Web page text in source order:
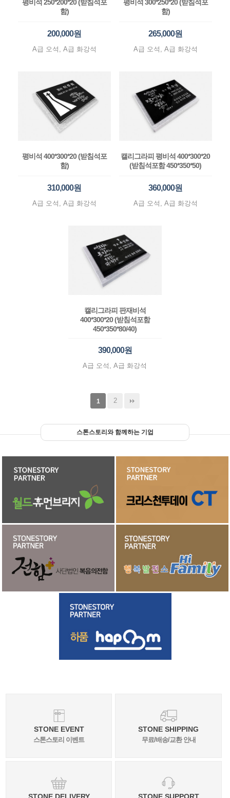
평비석 250*200*20 (받침석포
함)
200,000원
A급 오석, A급 화강석
평비석 300*250*20 (받침석포
함)
265,000원
A급 오석, A급 화강석
평비석 400*300*20 (받침석포
함)
310,000원
A급 오석, A급 화강석
캘리그라피 평비석 400*300*20
(받침석포함 450*350*50)
360,000원
A급 오석, A급 화강석
캘리그라피 판재비석
400*300*20 (받침석포함
450*350*80/40)
390,000원
A급 오석, A급 화강석
1 2
스톤스토리와 함께하는 기업
STONE EVENT
스톤스토리 이벤트
STONE SHIPPING
무료/배송/교환 안내